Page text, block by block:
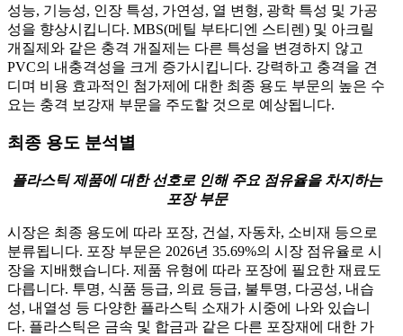
성능, 기능성, 인장 특성, 가연성, 열 변형, 광학 특성 및 가공
성을 향상시킵니다. MBS(메틸 부타디엔 스티렌) 및 아크릴
개질제와 같은 충격 개질제는 다른 특성을 변경하지 않고
PVC의 내충격성을 크게 증가시킵니다. 강력하고 충격을 견
디며 비용 효과적인 첨가제에 대한 최종 용도 부문의 높은 수
요는 충격 보강재 부문을 주도할 것으로 예상됩니다.
최종 용도 분석별
플라스틱 제품에 대한 선호로 인해 주요 점유율을 차지하는
포장 부문
시장은 최종 용도에 따라 포장, 건설, 자동차, 소비재 등으로
분류됩니다. 포장 부문은 2026년 35.69%의 시장 점유율로 시
장을 지배했습니다. 제품 유형에 따라 포장에 필요한 재료도
다릅니다. 투명, 식품 등급, 의료 등급, 불투명, 다공성, 내습
성, 내열성 등 다양한 플라스틱 소재가 시중에 나와 있습니
다. 플라스틱은 금속 및 합금과 같은 다른 포장재에 대한 가